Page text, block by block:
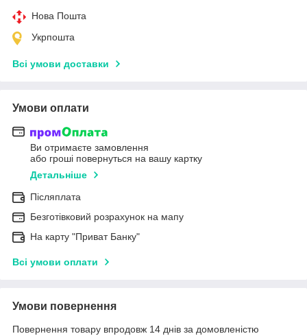
Нова Пошта
Укрпошта
Всі умови доставки
Умови оплати
Ви отримаєте замовлення
або гроші повернуться на вашу картку
Детальніше
Післяплата
Безготівковий розрахунок на мапу
На карту "Приват Банку"
Всі умови оплати
Умови повернення
Повернення товару впродовж 14 днів за домовленістю